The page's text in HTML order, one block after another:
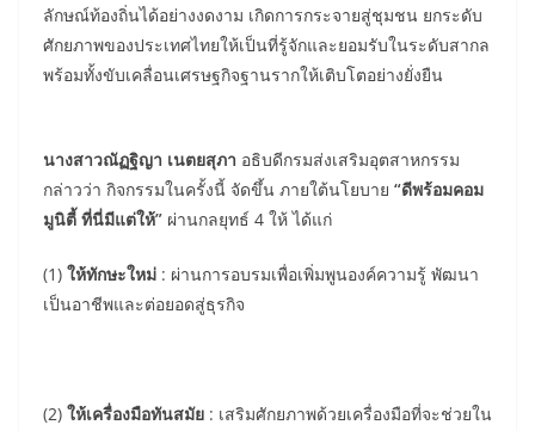
ลักษณ์ท้องถิ่นได้อย่างงดงาม เกิดการกระจายสู่ชุมชน ยกระดับ
ศักยภาพของประเทศไทยให้เป็นที่รู้จักและยอมรับในระดับสากล
พร้อมทั้งขับเคลื่อนเศรษฐกิจฐานรากให้เติบโตอย่างยั่งยืน
นางสาวณัฏฐิญา เนตยสุภา อธิบดีกรมส่งเสริมอุตสาหกรรม
กล่าวว่า กิจกรรมในครั้งนี้ จัดขึ้น ภายใต้นโยบาย “ดีพร้อมคอม
มูนิตี้ ที่นี่มีแต่ให้” ผ่านกลยุทธ์ 4 ให้ ได้แก่
(1) ให้ทักษะใหม่ : ผ่านการอบรมเพื่อเพิ่มพูนองค์ความรู้ พัฒนา
เป็นอาชีพและต่อยอดสู่ธุรกิจ
(2) ให้เครื่องมือทันสมัย : เสริมศักยภาพด้วยเครื่องมือที่จะช่วยใน